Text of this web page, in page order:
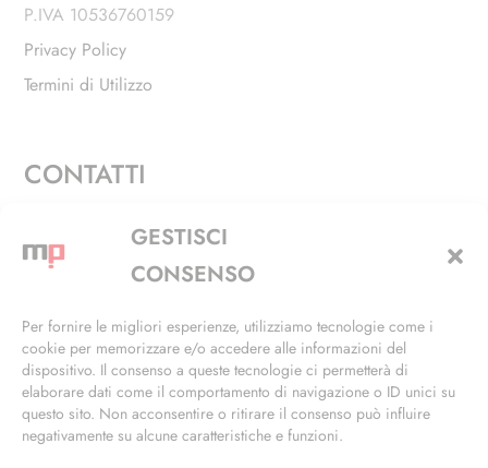
GESTISCI
CONSENSO
Per fornire le migliori esperienze, utilizziamo tecnologie come i
cookie per memorizzare e/o accedere alle informazioni del
dispositivo. Il consenso a queste tecnologie ci permetterà di
elaborare dati come il comportamento di navigazione o ID unici su
questo sito. Non acconsentire o ritirare il consenso può influire
negativamente su alcune caratteristiche e funzioni.
P.IVA 10536760159
Privacy Policy
Termini di Utilizzo
CONTATTI
Via Alfieri, 27 - Trezzano Sul Naviglio (MI)
+39 02 4846 3155
info@masterphil.it